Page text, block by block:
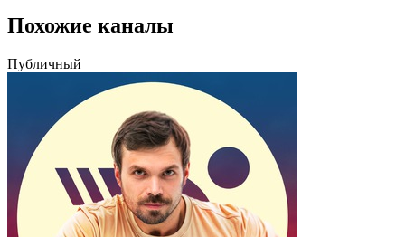
Похожие каналы
Публичный